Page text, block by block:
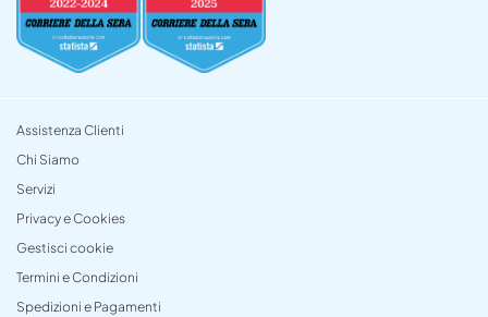
Assistenza Clienti
Chi Siamo
Servizi
Privacy e Cookies
Gestisci cookie
Termini e Condizioni
Spedizioni e Pagamenti